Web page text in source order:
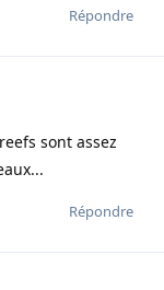
Répondre
sont assez
Répondre